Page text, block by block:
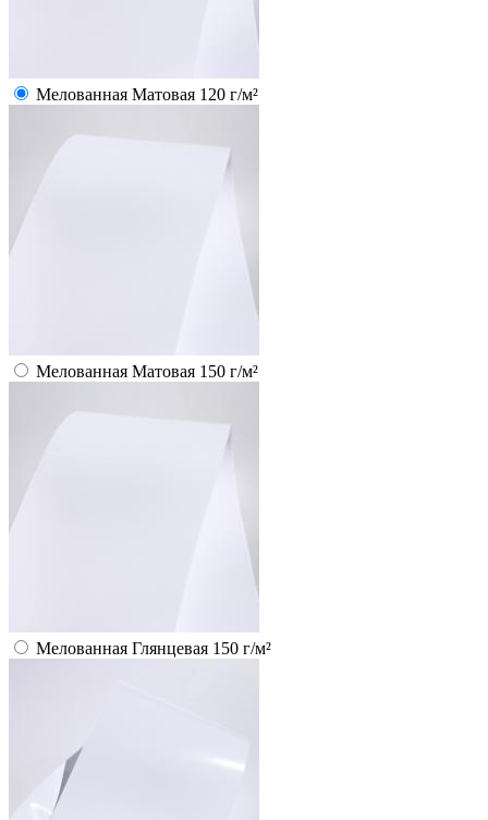
Мелованная Матовая 120 г/м²
Мелованная Матовая 150 г/м²
Мелованная Глянцевая 150 г/м²